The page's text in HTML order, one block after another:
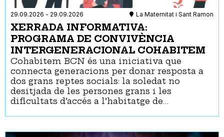
29.09.2026 - 29.09.2026 La Maternitat i Sant Ramon
XERRADA INFORMATIVA:
PROGRAMA DE CONVIVÈNCIA
INTERGENERACIONAL COHABITEM
Cohabitem BCN és una iniciativa que
connecta generacions per donar resposta a
dos grans reptes socials: la soledat no
desitjada de les persones grans i les
dificultats d’accés a l’habitatge de…